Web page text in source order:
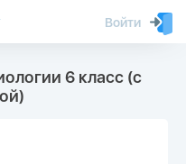
Войти
6 класс (с